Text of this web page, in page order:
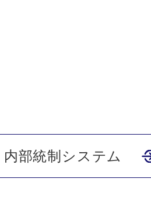
内部統制システム